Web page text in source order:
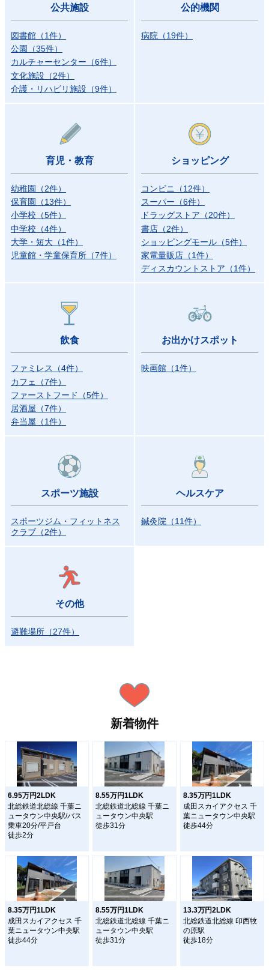
公共施設
図書館 （1件）
公園
（35件）
カルチャーセンター （6件）
文化施設 （2件）
介護・リハビリ施設 （9件）
公的機関
病院 （19件）
育児・教育
幼稚園 （2件）
保育園
（13件）
小学校 （5件）
中学校 （4件）
大学・短大 （1件）
児童館・学童保育所 （7件）
ショッピング
コンビニ （12件）
スーパー （6件）
ドラッグストア （20件）
書店 （2件）
ショッピングモール （5件）
家電量販店 （1件）
ディスカウントストア （1件）
飲食
ファミレス （4件）
カフェ
（7件）
ファーストフード
（5件）
居酒屋 （7件）
弁当屋 （1件）
お出かけスポット
映画館 （1件）
スポーツ施設
スポーツジム・フィットネス
クラブ （2件）
ヘルスケア
鍼灸院 （11件）
その他
避難場所 （27件）
新着物件
6.95万円2LDK
北総鉄道北総線 千葉ニ
ュータウン中央駅/バス
乗車20分/平戸台
徒歩2分
8.55万円1LDK
北総鉄道北総線 千葉ニ
ュータウン中央駅
徒歩31分
8.35万円1LDK
成田スカイアクセス 千
葉ニュータウン中央駅
徒歩44分
8.35万円1LDK
成田スカイアクセス 千
葉ニュータウン中央駅
徒歩44分
8.55万円1LDK
北総鉄道北総線 千葉ニ
ュータウン中央駅
徒歩31分
13.3万円2LDK
北総鉄道北総線 印西牧
の原駅
徒歩18分